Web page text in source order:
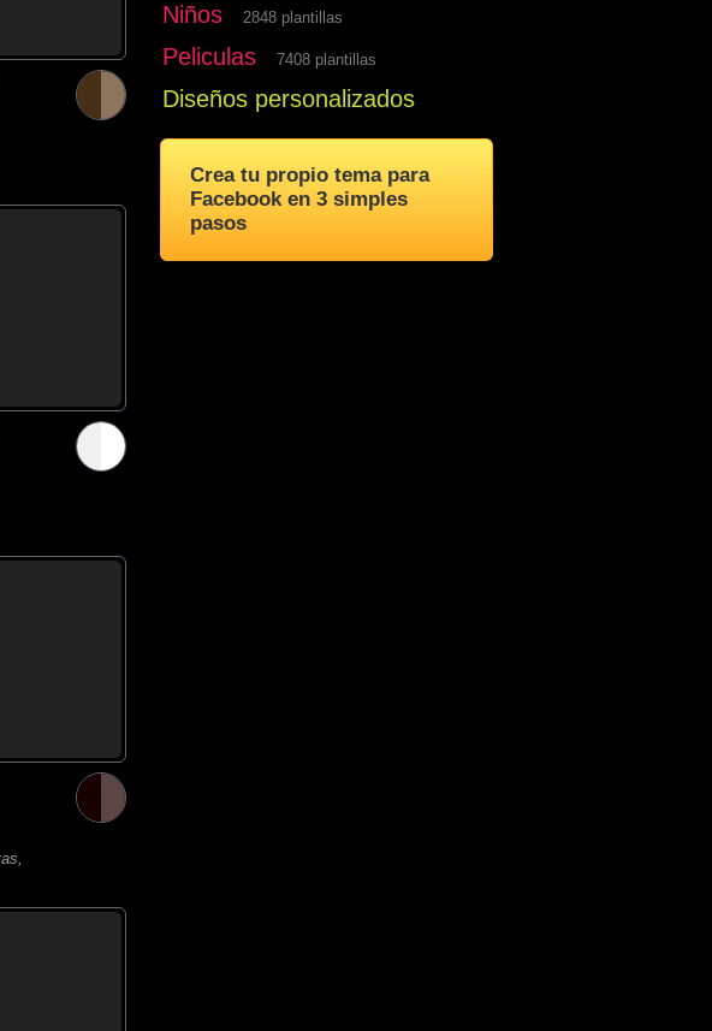
Niños 2848 plantillas
Peliculas 7408 plantillas
Diseños personalizados
Crea tu propio tema para
Facebook en 3 simples
pasos